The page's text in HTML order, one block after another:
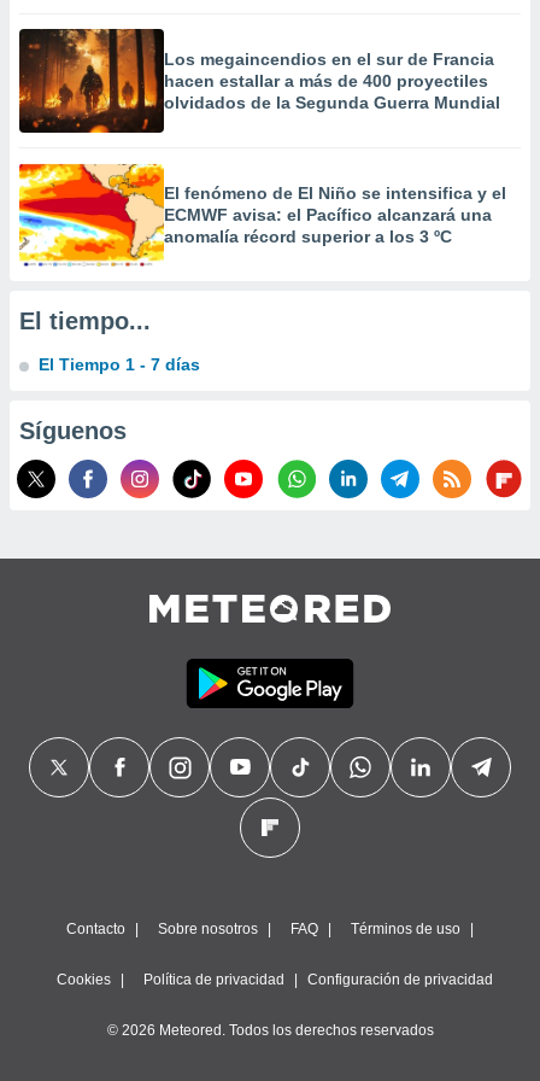
crear un
uso de
la
medir el
de la
el
del
o a través
de
uso de
e
Los megaincendios en el sur de Francia
hacen estallar a más de 400 proyectiles
olvidados de la Segunda Guerra Mundial
El fenómeno de El Niño se intensifica y el
ECMWF avisa: el Pacífico alcanzará una
anomalía récord superior a los 3 ºC
El tiempo...
El Tiempo 1 - 7 días
Síguenos
Contacto Sobre nosotros FAQ Términos de uso
Cookies Política de privacidad Configuración de privacidad
© 2026 Meteored. Todos los derechos reservados